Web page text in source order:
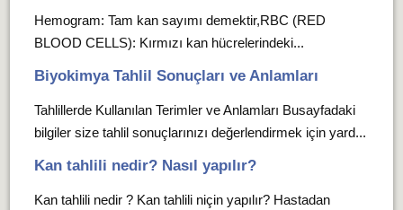
Hemogram: Tam kan sayımı demektir,RBC (RED
BLOOD CELLS): Kırmızı kan hücrelerindeki...
Biyokimya Tahlil Sonuçları ve Anlamları
Tahlillerde Kullanılan Terimler ve Anlamları Busayfadaki
bilgiler size tahlil sonuçlarınızı değerlendirmek için yard...
Kan tahlili nedir? Nasıl yapılır?
Kan tahlili nedir ? Kan tahlili niçin yapılır? Hastadan